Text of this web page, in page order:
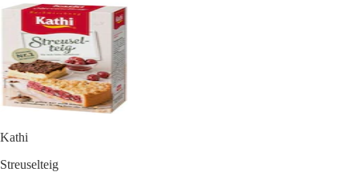
Kathi
Streuselteig